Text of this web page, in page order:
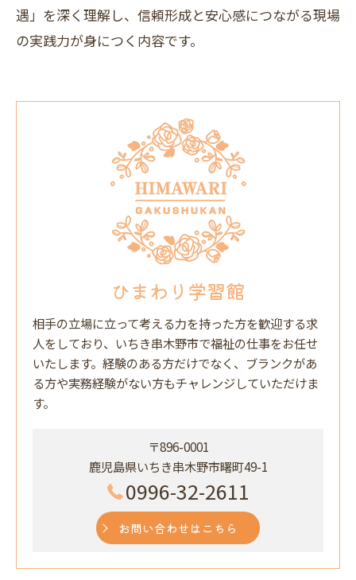
遇」を深く理解し、信頼形成と安心感につながる現場
の実践力が身につく内容です。
ひまわり学習館
相手の立場に立って考える力を持った方を歓迎する求
人をしており、いちき串木野市で福祉の仕事をお任せ
いたします。経験のある方だけでなく、ブランクがあ
る方や実務経験がない方もチャレンジしていただけま
す。
〒896-0001
鹿児島県いちき串木野市曙町49-1
0996-32-2611
お問い合わせはこちら